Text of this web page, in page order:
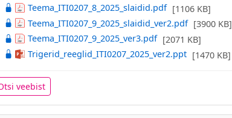
Teema_ITI0207_8_2025_slaidid.pdf [1106 KB]
Teema_ITI0207_9_2025_slaidid_ver2.pdf [3900 KB]
Teema_ITI0207_9_2025_ver3.pdf [2071 KB]
Trigerid_reeglid_ITI0207_2025_ver2.ppt [1470 KB]
veebist